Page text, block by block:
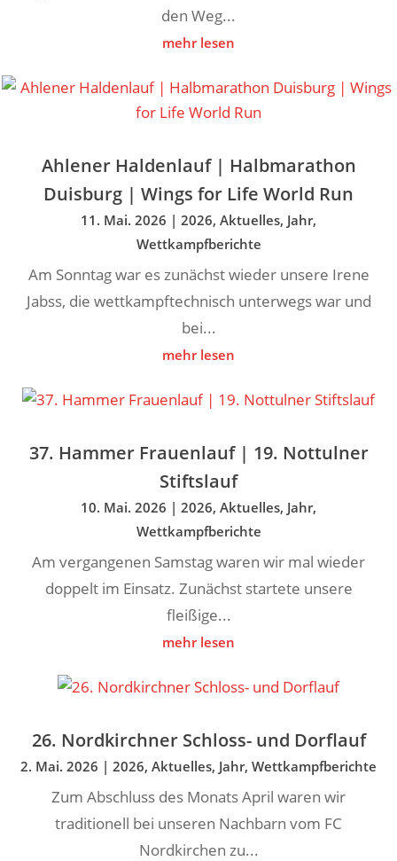
den Weg...
mehr lesen
Ahlener Haldenlauf | Halbmarathon
Duisburg | Wings for Life World Run
11. Mai. 2026 | 2026, Aktuelles, Jahr,
Wettkampfberichte
Am Sonntag war es zunächst wieder unsere Irene
Jabss, die wettkampftechnisch unterwegs war und
bei...
mehr lesen
37. Hammer Frauenlauf | 19. Nottulner
Stiftslauf
10. Mai. 2026 | 2026, Aktuelles, Jahr,
Wettkampfberichte
Am vergangenen Samstag waren wir mal wieder
doppelt im Einsatz. Zunächst startete unsere
fleißige...
mehr lesen
26. Nordkirchner Schloss- und Dorflauf
2. Mai. 2026 | 2026, Aktuelles, Jahr, Wettkampfberichte
Zum Abschluss des Monats April waren wir
traditionell bei unseren Nachbarn vom FC
Nordkirchen zu...